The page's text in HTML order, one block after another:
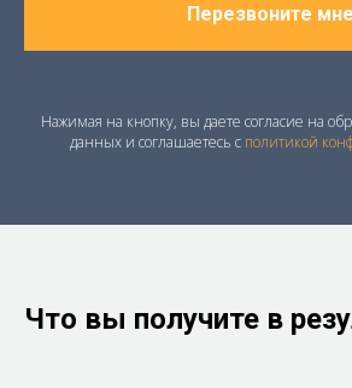
Перезвоните мне
Нажимая на кнопку, вы даете согласие на
данных и соглашаетесь c политикой
Что вы получите в